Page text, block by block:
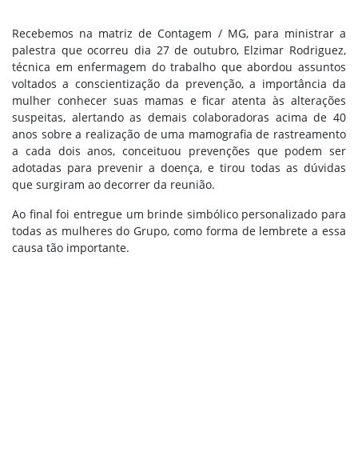
Recebemos na matriz de Contagem / MG, para ministrar a
palestra que ocorreu dia 27 de outubro, Elzimar Rodriguez,
técnica em enfermagem do trabalho que abordou assuntos
voltados a conscientização da prevenção, a importância da
mulher conhecer suas mamas e ficar atenta às alterações
suspeitas, alertando as demais colaboradoras acima de 40
anos sobre a realização de uma mamografia de rastreamento
a cada dois anos, conceituou prevenções que podem ser
adotadas para prevenir a doença, e tirou todas as dúvidas
que surgiram ao decorrer da reunião.
Ao final foi entregue um brinde simbólico personalizado para
todas as mulheres do Grupo, como forma de lembrete a essa
causa tão importante.